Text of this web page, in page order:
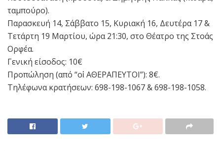
ταμπούρο).
Παρασκευή 14, Σάββατο 15, Κυριακή 16, Δευτέρα 17 &
Τετάρτη 19 Μαρτίου, ώρα 21:30, στο Θέατρο της Στοάς
Ορφέα.
Γενική είσοδος: 10€
Προπώληση (από “οἱ ΑΘΕΡΑΠΕΥΤΟΙ”): 8€.
Τηλέφωνα κρατήσεων: 698-198-1067 & 698-198-1058.